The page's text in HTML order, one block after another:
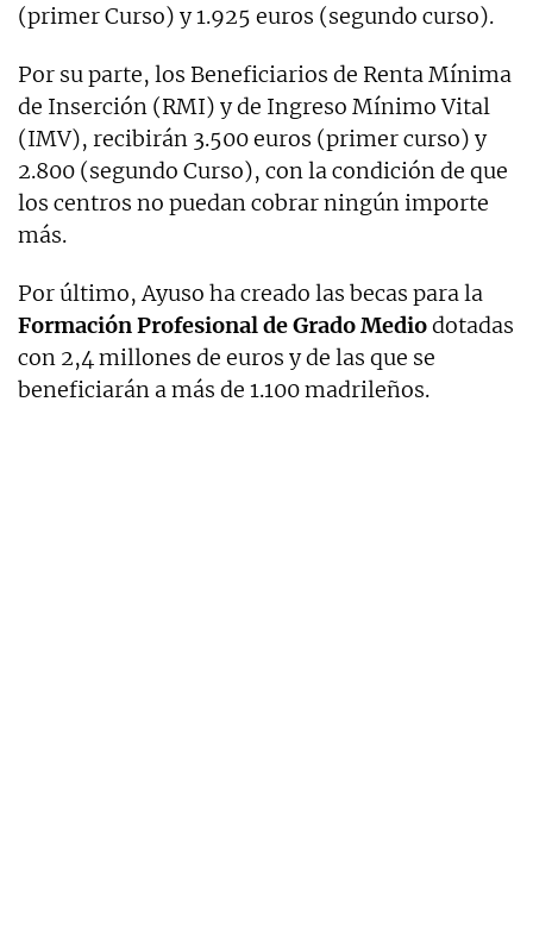
(primer Curso) y 1.925 euros (segundo curso).
Por su parte, los Beneficiarios de Renta Mínima
de Inserción (RMI) y de Ingreso Mínimo Vital
(IMV), recibirán 3.500 euros (primer curso) y
2.800 (segundo Curso), con la condición de que
los centros no puedan cobrar ningún importe
más.
Por último, Ayuso ha creado las becas para la
Formación Profesional de Grado Mediodotadas
con 2,4 millones de euros y de las que se
beneficiarán a más de 1.100 madrileños.